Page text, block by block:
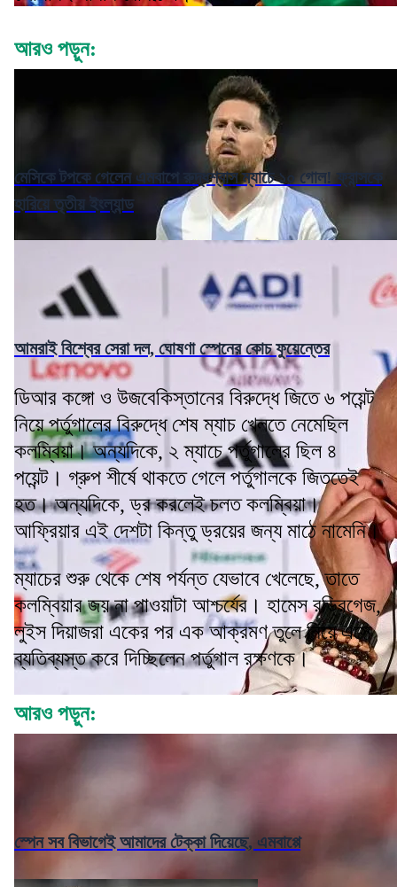
আরও পড়ুন:
মেসিকে টপকে গেলেন এমবাপে রুদ্ধশ্বাস ম্যাচে ১০ গোল! ফ্রান্সকে
হারিয়ে তৃতীয় ইংল্যান্ড
আমরাই বিশ্বের সেরা দল, ঘোষণা স্পেনের কোচ ফুয়েন্তের
ডিআর কঙ্গো ও উজবেকিস্তানের বিরুদ্ধে জিতে ৬ পয়েন্ট
নিয়ে পর্তুগালের বিরুদ্ধে শেষ ম্যাচ খেলতে নেমেছিল
কলম্বিয়া। অন্যদিকে, ২ ম্যাচে পর্তুগালের ছিল ৪
পয়েন্ট। গ্রুপ শীর্ষে থাকতে গেলে পর্তুগালকে জিততেই
হত। অন্যদিকে, ড্র করলেই চলত কলম্বিয়া।
আফ্রিয়ার এই দেশটা কিন্তু ড্রয়ের জন্য মাঠে নামেনি।
ম্যাচের শুরু থেকে শেষ পর্যন্ত যেভাবে খেলেছে, তাতে
কলম্বিয়ার জয় না পাওয়াটা আশ্চর্যের। হামেস রড্রিগেজ,
লুইস দিয়াজরা একের পর এক আক্রমণ তুলে নিয়ে এসে
ব্যতিব্যস্ত করে দিচ্ছিলেন পর্তুগাল রক্ষণকে।
আরও পড়ুন:
স্পেন সব বিভাগেই আমাদের টেক্কা দিয়েছে, এমবাপ্পে